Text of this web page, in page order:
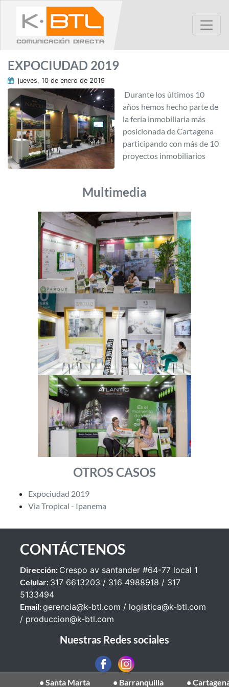
EXPOCIUDAD 2019
jueves, 10 de enero de 2019
Durante los últimos 10
años hemos hecho parte de
la feria inmobiliaria más
posicionada de Cartagena
participando con más de 10
proyectos inmobiliarios
Multimedia
OTROS CASOS
Expociudad 2019
Via Tropical - Ipanema
CONTÁCTENOS
Dirección: Crespo av santander #64-77 local 1
Celular: 317 6613203 / 316 4988918 / 317
5133494
Email:gerencia@k-btl.com / logistica@k-btl.com
/ produccion@k-btl.com
Nuestras Redes sociales
• Santa Marta • Barranquilla • Cartagena